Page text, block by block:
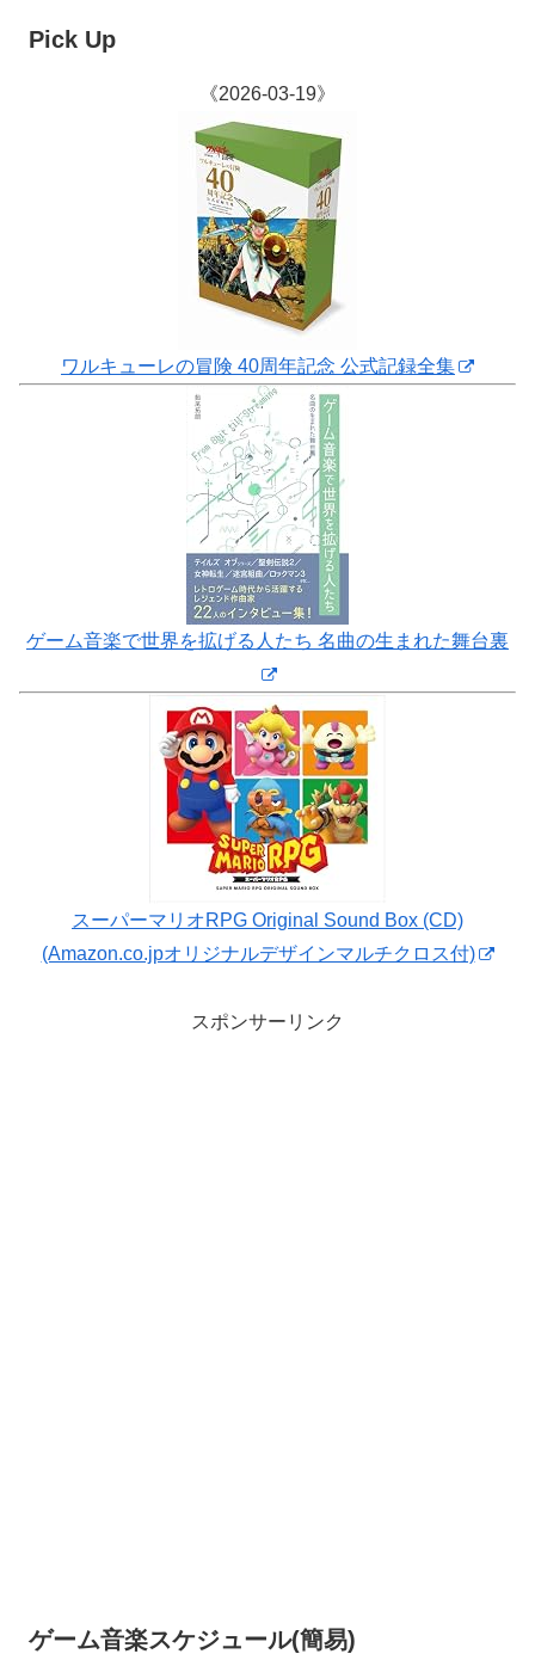
Pick Up
《2026-03-19》
ワルキューレの冒険 40周年記念 公式記録全集
ゲーム音楽で世界を拡げる人たち 名曲の生まれた舞台裏
スーパーマリオRPG Original Sound Box (CD)
(Amazon.co.jpオリジナルデザインマルチクロス付)
スポンサーリンク
ゲーム音楽スケジュール(簡易)